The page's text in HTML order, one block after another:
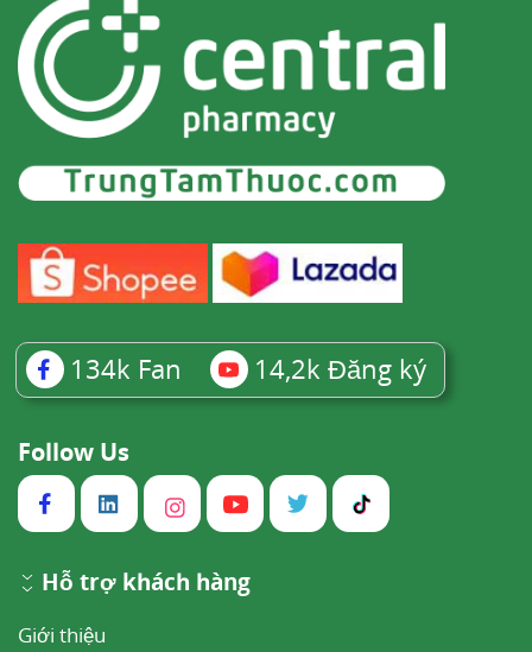
134k Fan 14,2k Đăng ký
Follow Us
Hỗ trợ khách hàng
Giới thiệu